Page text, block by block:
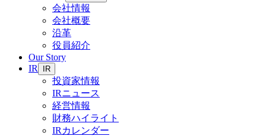
会社情報
会社概要
沿革
役員紹介
Our Story
IR
IR
投資家情報
IRニュース
経営情報
財務ハイライト
IRカレンダー